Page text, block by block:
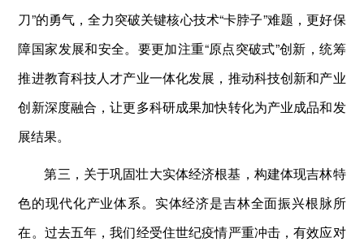
刀”的勇气，全力突破关键核心技术“卡脖子”难题，更好保
障国家发展和安全。要更加注重“原点突破式”创新，统筹
推进教育科技人才产业一体化发展，推动科技创新和产业
创新深度融合，让更多科研成果加快转化为产业成品和发
展结果。
第三，关于巩固壮大实体经济根基，构建体现吉林特
色的现代化产业体系。实体经济是吉林全面振兴根脉所
在。过去五年，我们经受住世纪疫情严重冲击，有效应对